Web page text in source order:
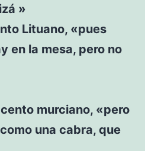
»
Lituano, «pues
en la mesa, pero no
murciano, «pero
una cabra, que